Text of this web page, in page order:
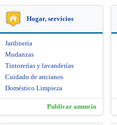
Hogar, servicios
Jardinería
Mudanzas
Tintorerías y lavanderías
Cuidado de ancianos
Doméstico Limpieza
Publicar anuncio